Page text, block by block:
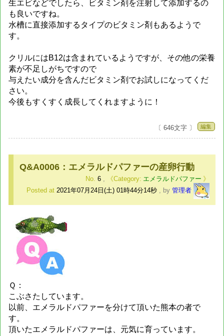
生エビなどでしたら、ビタミン剤を注射して添加するの
も良いですね。
水槽に直接添加するタイプのビタミン剤もあるようで
す。
クリルにはB12は含まれているようですが、その他の栄養
素が不足しがちですので
与えたい成分を含んだビタミン剤でお試しになってくだ
さい。
今後もすくすく成長してくれますように！
〔 646文字 〕 編集
Q&A0006：エメラルドパファーの産卵行動
No. 6
エメラルドパファー
Posted at 2021年07月24日(土) 01時44分14秒 , by 管理者
Ｑ：
こぶさたしています。
以前、エメラルドパファーを分けて頂いた熊本の者で
す。
頂いたエメラルドパファーは、元気に育っています。